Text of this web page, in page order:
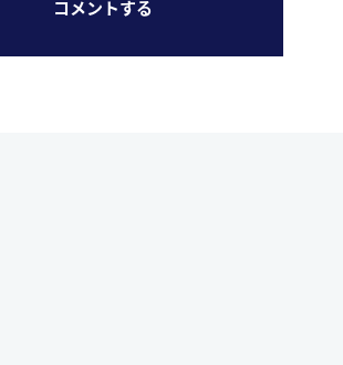
コメントする